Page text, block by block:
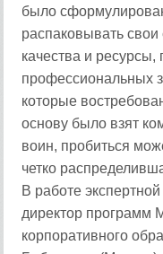
было
распаковывать
качества и ресурсы,
профессиональных
которые
основу было взят
воин, пробиться
четко
В работе
директор программ
корпоративного